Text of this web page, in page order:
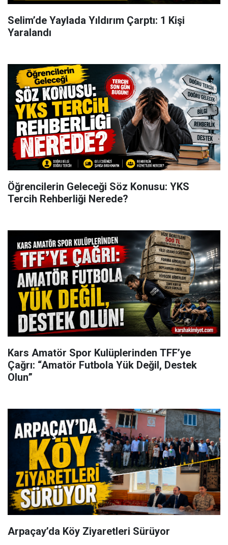
Selim’de Yaylada Yıldırım Çarptı: 1 Kişi
Yaralandı
Öğrencilerin Geleceği Söz Konusu: YKS
Tercih Rehberliği Nerede?
Kars Amatör Spor Kulüplerinden TFF’ye
Çağrı: “Amatör Futbola Yük Değil, Destek
Olun”
Arpaçay’da Köy Ziyaretleri Sürüyor